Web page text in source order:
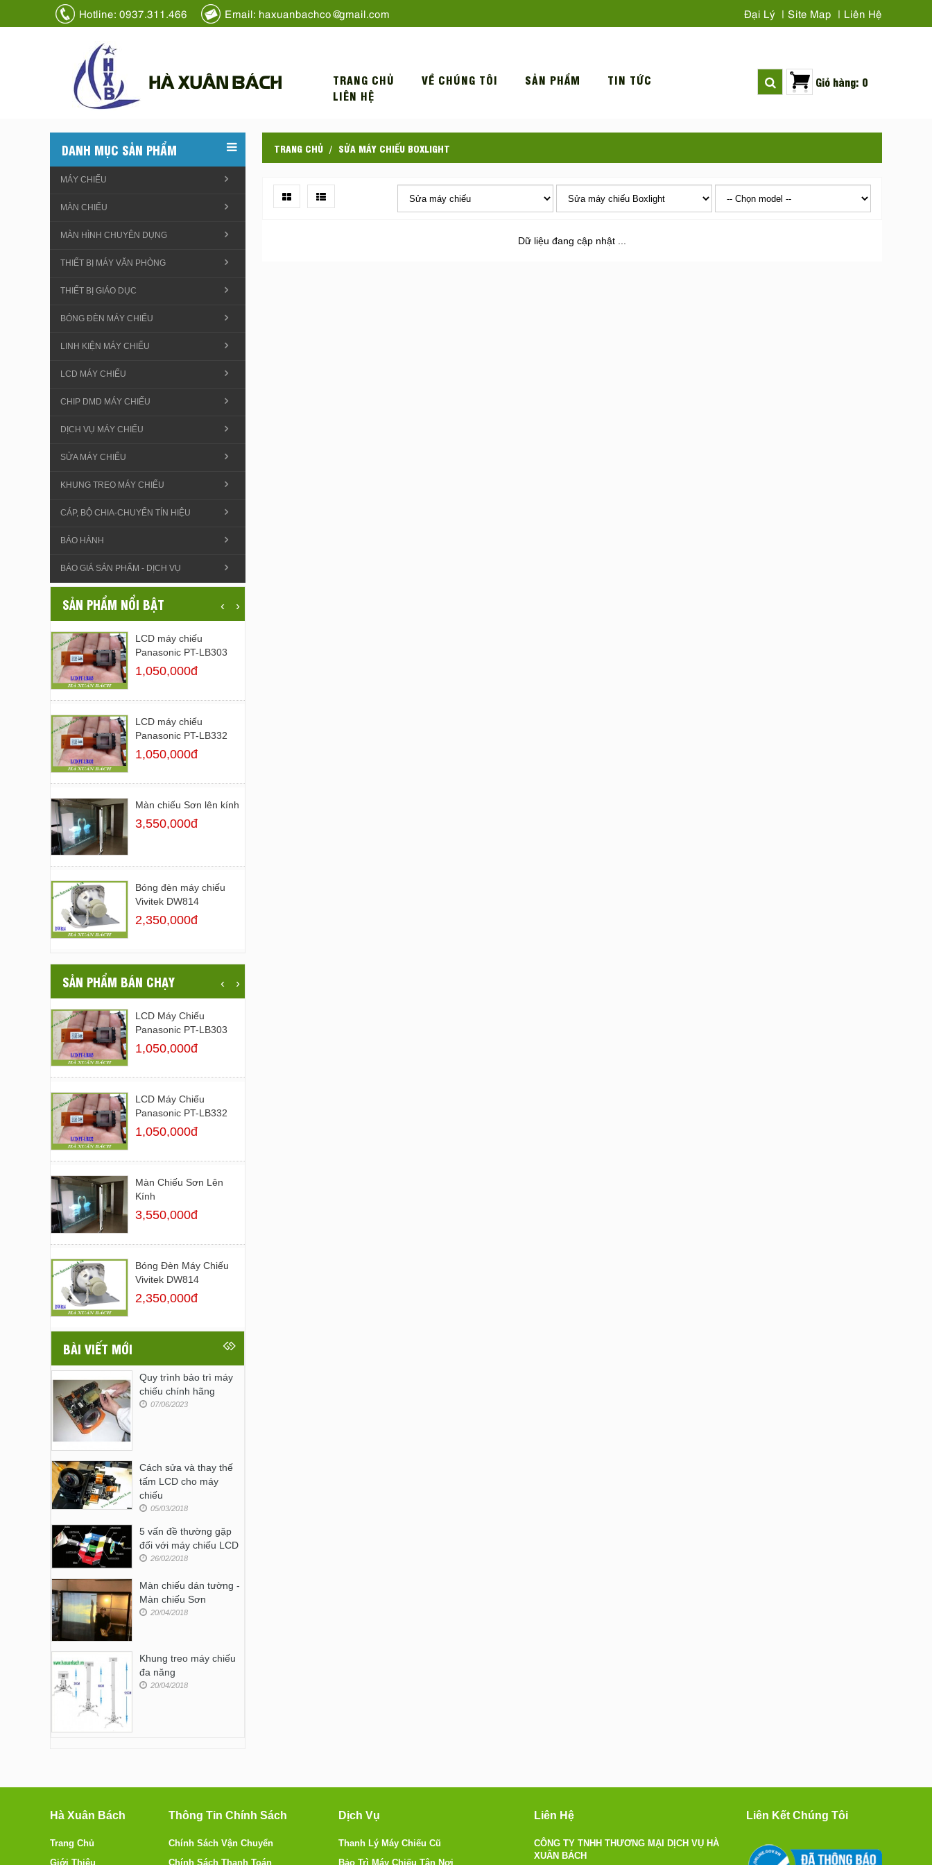
Hotline: 0937.311.466 Email: haxuanbachco@gmail.com Đại Lý Site Map Liên Hệ
HÀ XUÂN BÁCH TRANG CHỦ VỀ CHÚNG TÔI SẢN PHẨM
TIN TỨC
LIÊN HỆ
Giỏ hàng: 0
TRANG CHỦ SỬA MÁY CHIẾU BOXLIGHT
Dữ liệu đang cập nhật ...
DANH MỤC SẢN PHẨM
MÁY CHIẾU
MÀN CHIẾU
MÀN HÌNH CHUYÊN DỤNG
THIẾT BỊ MÁY VĂN PHÒNG
THIẾT BỊ GIÁO DỤC
BÓNG ĐÈN MÁY CHIẾU
LINH KIỆN MÁY CHIẾU
LCD MÁY CHIẾU
CHIP DMD MÁY CHIẾU
DỊCH VỤ MÁY CHIẾU
SỬA MÁY CHIẾU
KHUNG TREO MÁY CHIẾU
CÁP, BỘ CHIA-CHUYỂN TÍN HIỆU
BẢO HÀNH
BÁO GIÁ SẢN PHẨM - DỊCH VỤ
SẢN PHẨM NỔI BẬT ‹ ›
LCD máy chiếu
Panasonic PT-LB303
1,050,000đ
LCD máy chiếu
Panasonic PT-LB332
1,050,000đ
Màn chiếu Sơn lên kính
3,550,000đ
Bóng đèn máy chiếu
Vivitek DW814
2,350,000đ
SẢN PHẨM BÁN CHẠY ‹ ›
LCD Máy Chiếu
Panasonic PT-LB303
1,050,000đ
LCD Máy Chiếu
Panasonic PT-LB332
1,050,000đ
Màn Chiếu Sơn Lên
Kính
3,550,000đ
Bóng Đèn Máy Chiếu
Vivitek DW814
2,350,000đ
BÀI VIẾT MỚI
Quy trình bảo trì máy
chiếu chính hãng
07/06/2023
Cách sửa và thay thế
tấm LCD cho máy
chiếu
05/03/2018
5 vấn đề thường gặp
đối với máy chiếu LCD
26/02/2018
Màn chiếu dán tường -
Màn chiếu Sơn
20/04/2018
Khung treo máy chiếu
đa năng
20/04/2018
Hà Xuân Bách
Trang Chủ
Giới Thiệu
Thông Tin Chính Sách
Chính Sách Vận Chuyển
Chính Sách Thanh Toán
Dịch Vụ
Thanh Lý Máy Chiếu Cũ
Bảo Trì Máy Chiếu Tận Nơi
Liên Hệ
CÔNG TY TNHH THƯƠNG MẠI DỊCH VỤ HÀ
XUÂN BÁCH
Liên Kết Chúng Tôi